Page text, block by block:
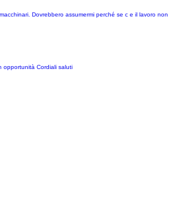
Dovrebbero assumermi perché se c e il lavoro non
opportunità Cordiali saluti